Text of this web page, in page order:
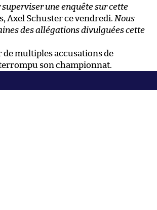
une enquête sur cette
Axel Schuster ce vendredi. Nous
des allégations divulguées cette
de multiples accusations de
son championnat.